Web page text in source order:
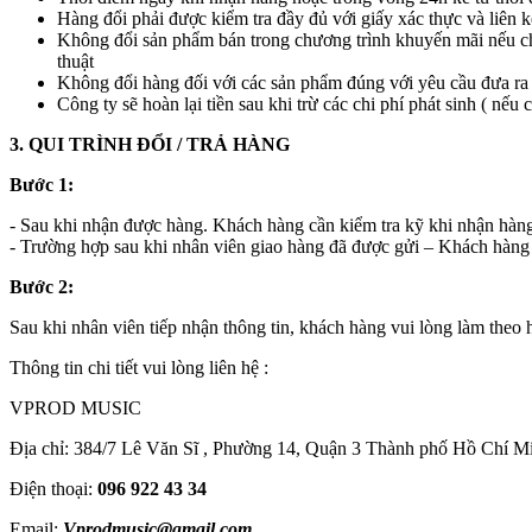
Hàng đổi phải được kiểm tra đầy đủ với giấy xác thực và liên
Không đổi sản phẩm bán trong chương trình khuyến mãi nếu
thuật
Không đổi hàng đối với các sản phẩm đúng với yêu cầu đưa ra
Công ty sẽ hoàn lại tiền sau khi trừ các chi phí phát sinh ( nếu
3. QUI TRÌNH ĐỔI / TRẢ HÀNG
Bước 1:
- Sau khi nhận được hàng. Khách hàng cần kiểm tra kỹ khi nhận
- Trường hợp sau khi nhân viên giao hàng đã được gửi – Khách
Bước 2:
Sau khi nhân viên tiếp nhận thông tin, khách hàng vui lòng làm theo
Thông tin chi tiết vui lòng liên hệ :
VPROD MUSIC
Địa chỉ: 384/7 Lê Văn Sĩ , Phường 14, Quận 3 Thành phố Hồ Chí
Điện thoại: 096 922 43 34